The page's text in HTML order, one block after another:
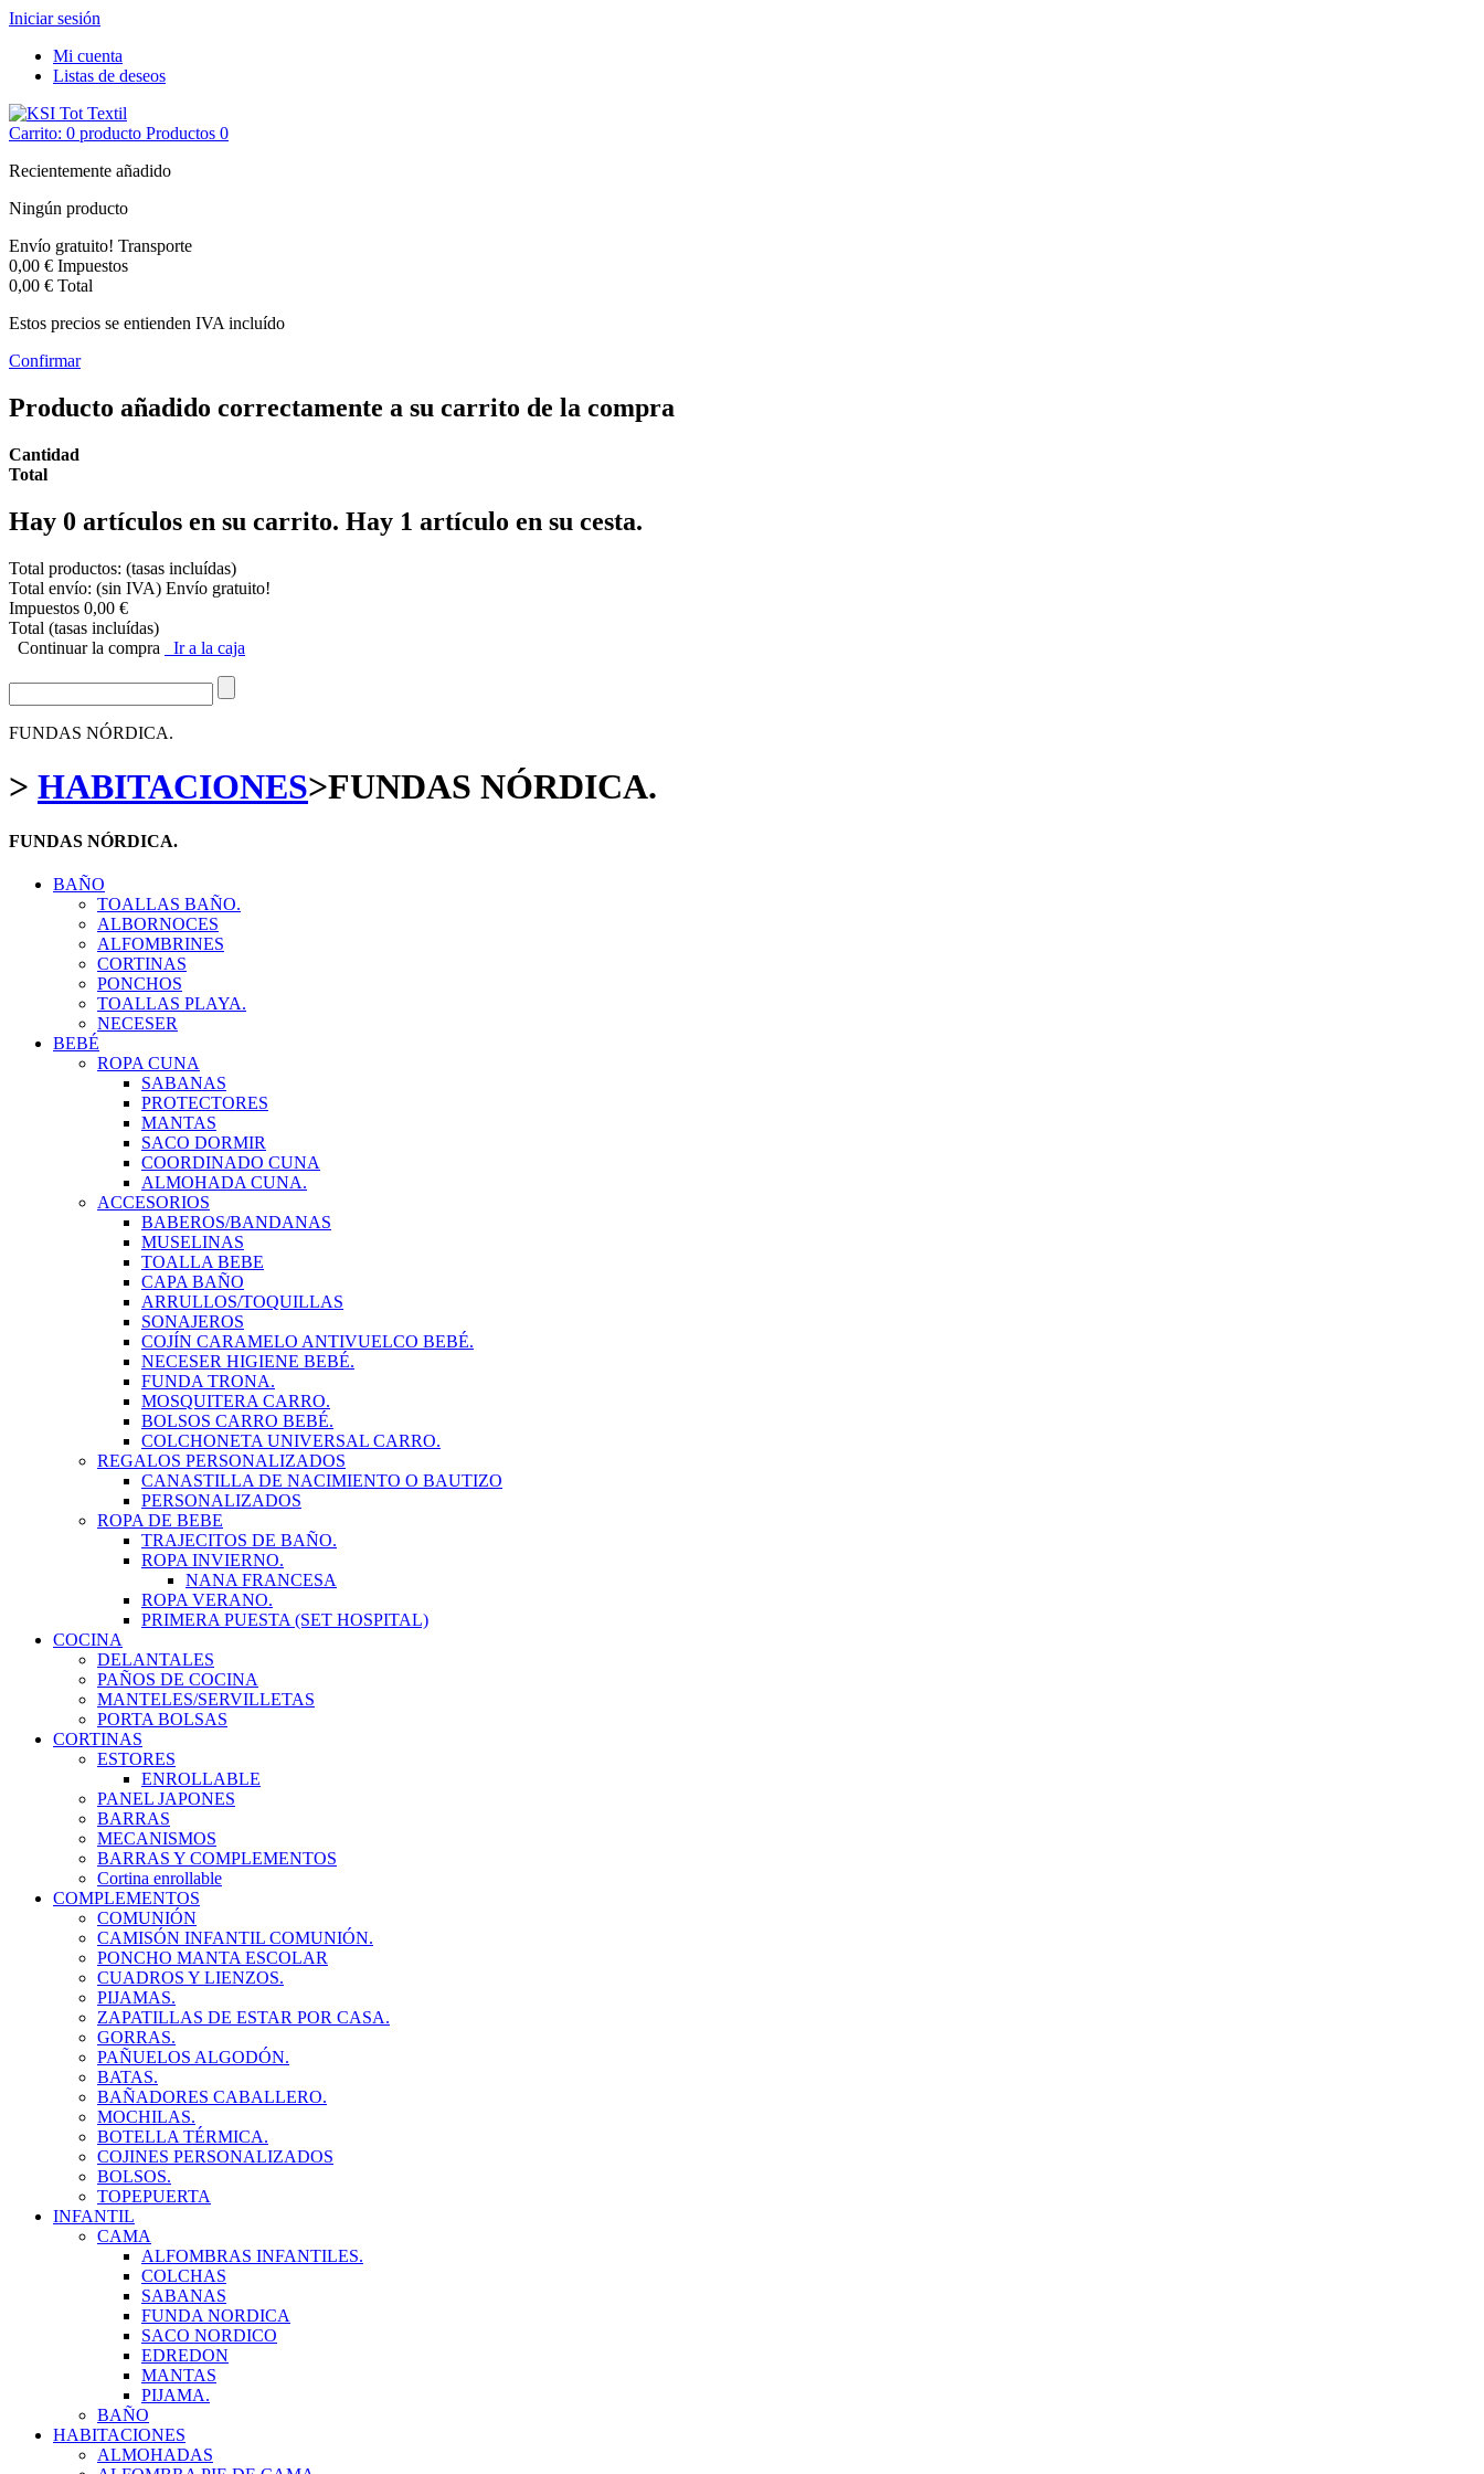
Iniciar sesión
Mi cuenta
Listas de deseos
Carrito: 0 producto Productos 0
Recientemente añadido
Ningún producto
Envío gratuito! Transporte
0,00 € Impuestos
0,00 € Total
Estos precios se entienden IVA incluído
Confirmar
Producto añadido correctamente a su carrito de la compra
Cantidad
Total
Hay 0 artículos en su carrito. Hay 1 artículo en su cesta.
Total productos: (tasas incluídas)
Total envío: (sin IVA) Envío gratuito!
Impuestos 0,00 €
Total (tasas incluídas)
Continuar la compra
Ir a la caja
FUNDAS NÓRDICA.
> HABITACIONES>FUNDAS NÓRDICA.
FUNDAS NÓRDICA.
BAÑO
TOALLAS BAÑO.
ALBORNOCES
ALFOMBRINES
CORTINAS
PONCHOS
TOALLAS PLAYA.
NECESER
BEBÉ
ROPA CUNA
SABANAS
PROTECTORES
MANTAS
SACO DORMIR
COORDINADO CUNA
ALMOHADA CUNA.
ACCESORIOS
BABEROS/BANDANAS
MUSELINAS
TOALLA BEBE
CAPA BAÑO
ARRULLOS/TOQUILLAS
SONAJEROS
COJÍN CARAMELO ANTIVUELCO BEBÉ.
NECESER HIGIENE BEBÉ.
FUNDA TRONA.
MOSQUITERA CARRO.
BOLSOS CARRO BEBÉ.
COLCHONETA UNIVERSAL CARRO.
REGALOS PERSONALIZADOS
CANASTILLA DE NACIMIENTO O BAUTIZO
PERSONALIZADOS
ROPA DE BEBE
TRAJECITOS DE BAÑO.
ROPA INVIERNO.
NANA FRANCESA
ROPA VERANO.
PRIMERA PUESTA (SET HOSPITAL)
COCINA
DELANTALES
PAÑOS DE COCINA
MANTELES/SERVILLETAS
PORTA BOLSAS
CORTINAS
ESTORES
ENROLLABLE
PANEL JAPONES
BARRAS
MECANISMOS
BARRAS Y COMPLEMENTOS
Cortina enrollable
COMPLEMENTOS
COMUNIÓN
CAMISÓN INFANTIL COMUNIÓN.
PONCHO MANTA ESCOLAR
CUADROS Y LIENZOS.
PIJAMAS.
ZAPATILLAS DE ESTAR POR CASA.
GORRAS.
PAÑUELOS ALGODÓN.
BATAS.
BAÑADORES CABALLERO.
MOCHILAS.
BOTELLA TÉRMICA.
COJINES PERSONALIZADOS
BOLSOS.
TOPEPUERTA
INFANTIL
CAMA
ALFOMBRAS INFANTILES.
COLCHAS
SABANAS
FUNDA NORDICA
SACO NORDICO
EDREDON
MANTAS
PIJAMA.
BAÑO
HABITACIONES
ALMOHADAS